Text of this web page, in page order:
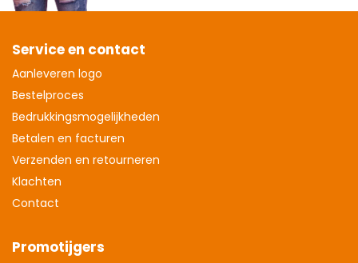
Service en contact
Aanleveren logo
Bestelproces
Bedrukkingsmogelijkheden
Betalen en facturen
Verzenden en retourneren
Klachten
Contact
Promotijgers